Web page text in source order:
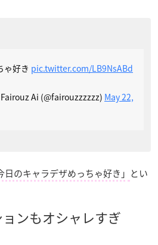
ゃ好き pic.twitter.com/LB9NsABd
Ai (@fairouzzzzzz) May 22,
日のキャラデザめっちゃ好き」 とい
ンもオシャレすぎ